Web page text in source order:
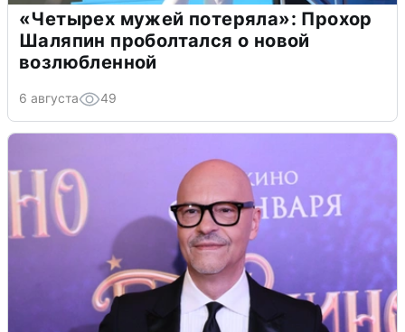
«Четырех мужей потеряла»: Прохор
Шаляпин проболтался о новой
возлюбленной
6 августа 49